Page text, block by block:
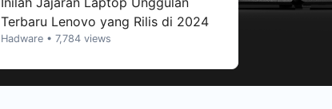
Terbaru Lenovo yang Rilis di 2024
Hadware • 7,784 views